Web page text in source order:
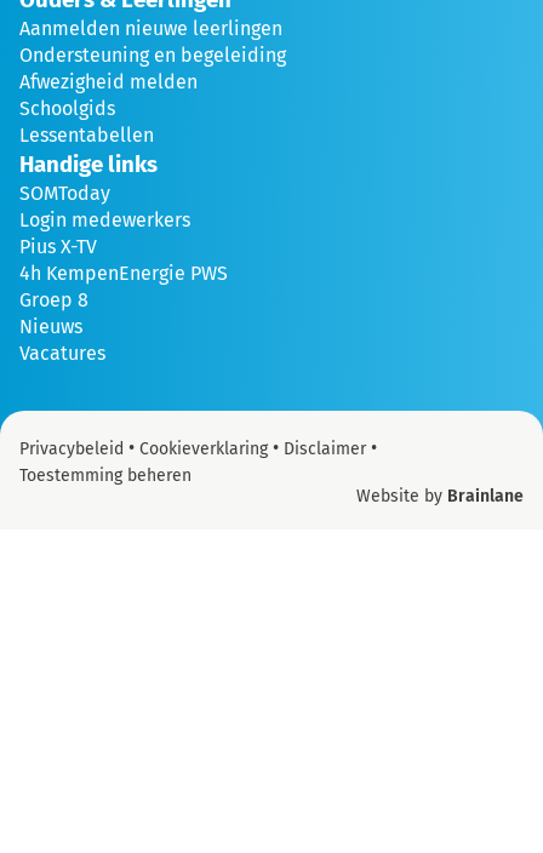
Aanmelden nieuwe leerlingen
Ondersteuning en begeleiding
Afwezigheid melden
Schoolgids
Lessentabellen
Handige links
SOMToday
Login medewerkers
Pius X-TV
4h KempenEnergie PWS
Groep 8
Nieuws
Vacatures
Privacybeleid • Cookieverklaring• Disclaimer•
Toestemming beheren
Website by Brainlane